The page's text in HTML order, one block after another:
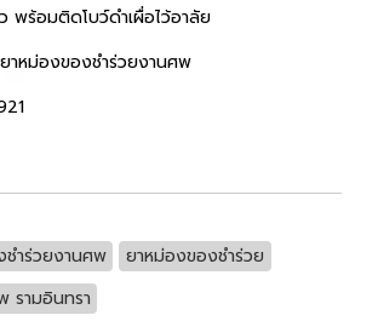
พร้อมติดโบว์ดำเผื่อไว้อาลัย
าหม่องของชำร่วยงานศพ
ชำร่วยงานศพ
ยาหม่องของชำร่วย
รามอินทรา